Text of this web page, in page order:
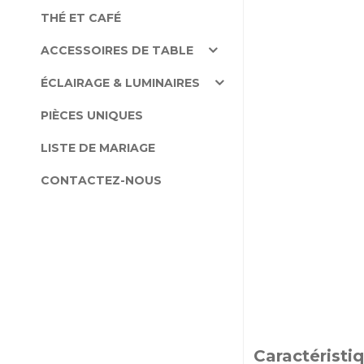
THÉ ET CAFÉ
ACCESSOIRES DE TABLE
ÉCLAIRAGE & LUMINAIRES
PIÈCES UNIQUES
LISTE DE MARIAGE
CONTACTEZ-NOUS